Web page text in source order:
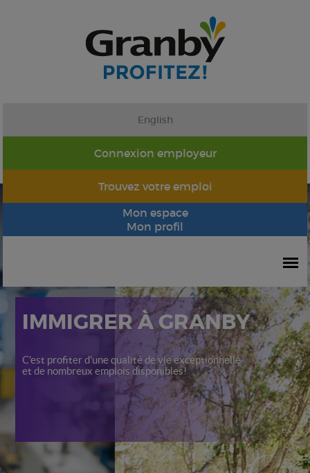
English
Connexion employeur
Trouvez votre emploi
Mon espace
Mon profil
IMMIGRER À GRANBY
C'est profiter d'une qualité de vie exceptionnelle
et de nombreux emplois disponibles!